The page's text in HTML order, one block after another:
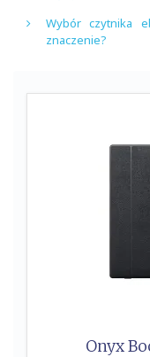
Wybór czytnika
znaczenie?
Onyx